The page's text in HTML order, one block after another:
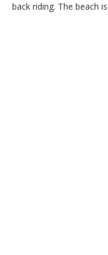
back riding. The beach